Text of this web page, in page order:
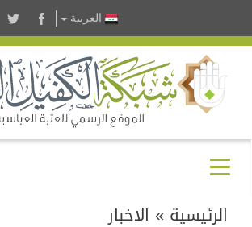
العربية
الرئيسية » الاخبار